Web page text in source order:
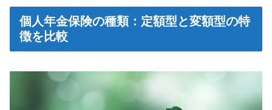
個人年金保険の種類：定額型と変額型の特
徴を比較